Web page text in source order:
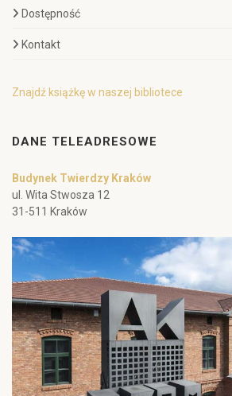
Dostępność
Kontakt
Znajdź książkę w naszej bibliotece
DANE TELEADRESOWE
Budynek Twierdzy Kraków
ul. Wita Stwosza 12
31-511 Kraków